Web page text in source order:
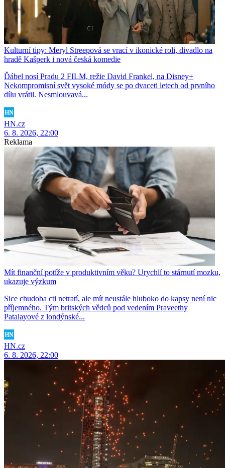
Kulturní tipy: Meryl Streepová se vrací v ikonické roli, divadlo na
hradě Kašperk i nová česká komedie
Ďábel nosí Pradu 2 FILM, režie David Frankel, na Disney+
Nekompromisní svět vysoké módy se po dvaceti letech od prvního
dílu vrátil. Nesmlouvavá...
HN.cz
6. 8. 2026, 22:00
Reklama
Mít finanční potíže v produktivním věku? Urychlí to stárnutí mozku,
ukazuje výzkum
Sice chudoba cti netratí, ale mít neustále hluboko do kapsy není nic
příjemného. Tým britských vědců pod vedením Praveethy
Patalayové z londýnské...
HN.cz
6. 8. 2026, 22:00